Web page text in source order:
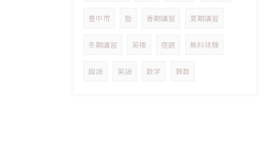
豊中市 塾 春期講習 夏期講習
冬期講習 英検 宿題 無料体験
国語 英語 数学 算数